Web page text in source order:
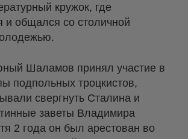
кружок, где
и общался со столичной
Шаламов принял участие в
подпольных троцкистов,
свергнуть Сталина и
заветы Владимира
2 года он был арестован во